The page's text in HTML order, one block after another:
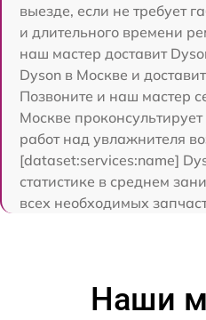
выезде, если не требует
и длительного времени
наш мастер доставит
Dyson в Москве и
Позвоните и наш мастер
Москве
работ над увлажнителя
[dataset:services:name]
статистике в среднем
всех необходимых
Наши